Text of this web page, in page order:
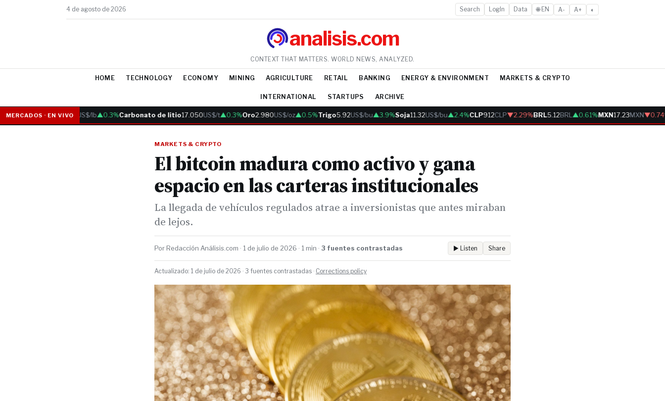
4 de agosto de 2026 Search LogIn Data 🌐 EN A- A+ ◐
analisis.com
CONTEXT THAT MATTERS. WORLD NEWS, ANALYZED.
HOME TECHNOLOGY ECONOMY MINING AGRICULTURE RETAIL BANKING ENERGY & ENVIRONMENT MARKETS & CRYPTO
INTERNATIONAL STARTUPS ARCHIVE
MERCADOS · EN VIVO
Cobre6.05US$/lb▲0.3%Carbonato de litio17.050US$/t▲0.3%Oro2.980US$/oz▲0.5%Trigo5.92 US$/bu▲3.9%Soja11.32 US$/bu▲2.4%CLP912CLP▼2.29%BRL5.12 BRL▲0.61%MXN17.23MXN▼0.74%
MARKETS & CRYPTO
El bitcoin madura como activo y gana
espacio en las carteras institucionales
La llegada de vehículos regulados atrae a inversionistas que antes miraban
de lejos.
Por Redacción Análisis.com · 1 de julio de 2026 · 1 min · 3 fuentes contrastadas ▶ Listen Share
Actualizado: 1 de julio de 2026 · 3 fuentes contrastadas · Corrections policy